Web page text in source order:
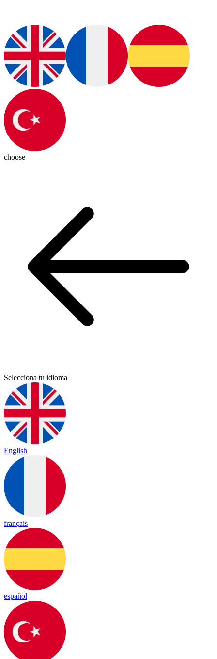
choose
Selecciona tu idioma
English
français
español